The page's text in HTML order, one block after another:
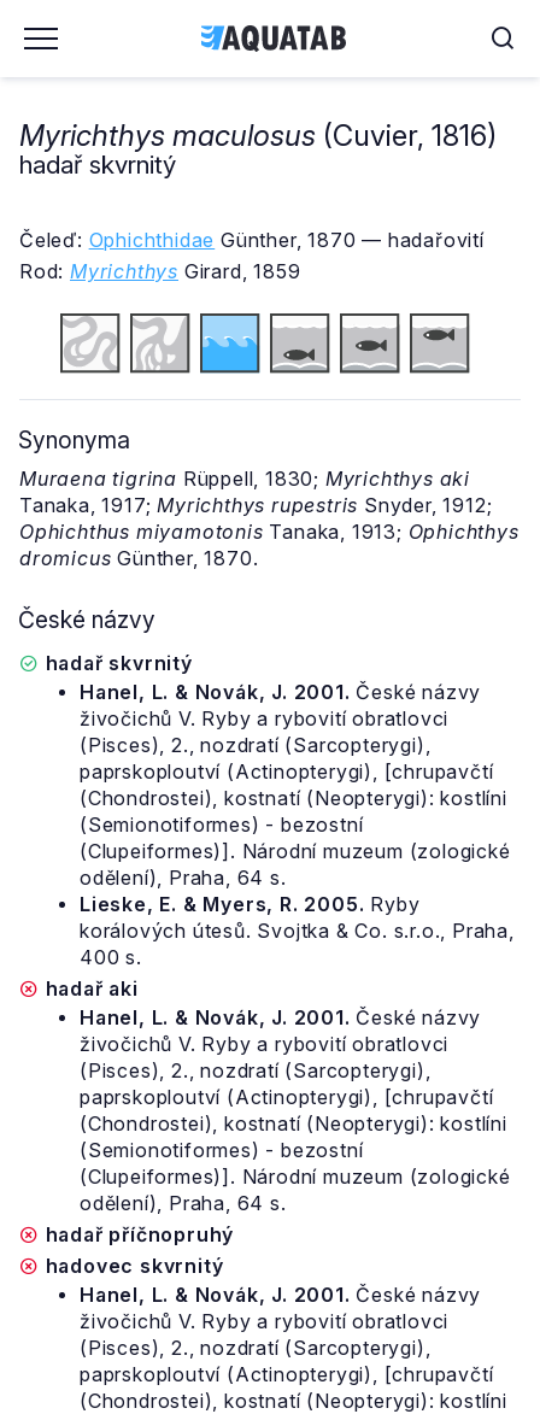
Myrichthys maculosus (Cuvier, 1816)
hadař skvrnitý
Čeleď: Ophichthidae Günther, 1870 — hadařovití
Rod: Myrichthys Girard, 1859
Synonyma
Muraena tigrina Rüppell, 1830; Myrichthys aki
Tanaka, 1917;Myrichthys rupestris Snyder, 1912;
Ophichthus miyamotonis Tanaka, 1913; Ophichthys
dromicus Günther, 1870.
České názvy
hadař skvrnitý
Hanel, L. & Novák, J. 2001. České názvy
živočichů V. Ryby a rybovití obratlovci
(Pisces), 2., nozdratí (Sarcopterygi),
paprskoploutví (Actinopterygi), [chrupavčtí
(Chondrostei), kostnatí (Neopterygi): kostlíni
(Semionotiformes) - bezostní
(Clupeiformes)]. Národní muzeum (zologické
odělení), Praha, 64 s.
Lieske, E. & Myers, R. 2005. Ryby
korálových útesů. Svojtka & Co. s.r.o., Praha,
400 s.
hadař aki
Hanel, L. & Novák, J. 2001. České názvy
živočichů V. Ryby a rybovití obratlovci
(Pisces), 2., nozdratí (Sarcopterygi),
paprskoploutví (Actinopterygi), [chrupavčtí
(Chondrostei), kostnatí (Neopterygi): kostlíni
(Semionotiformes) - bezostní
(Clupeiformes)]. Národní muzeum (zologické
odělení), Praha, 64 s.
hadař příčnopruhý
hadovec skvrnitý
Hanel, L. & Novák, J. 2001. České názvy
živočichů V. Ryby a rybovití obratlovci
(Pisces), 2., nozdratí (Sarcopterygi),
paprskoploutví (Actinopterygi), [chrupavčtí
(Chondrostei), kostnatí (Neopterygi): kostlíni